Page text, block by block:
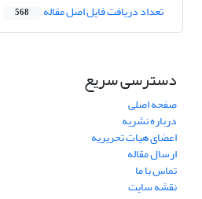
تعداد دریافت فایل اصل مقاله 568
دسترسی سریع
صفحه اصلی
درباره نشریه
اعضای هیات تحریریه
ارسال مقاله
تماس با ما
نقشه سایت